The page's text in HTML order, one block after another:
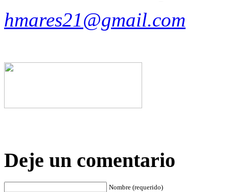
hmares21@gmail.com
Deje un comentario
Nombre (requerido)